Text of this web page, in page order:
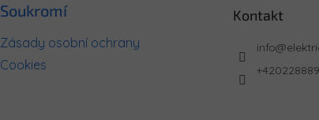
Soukromí
Zásady osobní ochrany
Cookies
Kontakt
info@